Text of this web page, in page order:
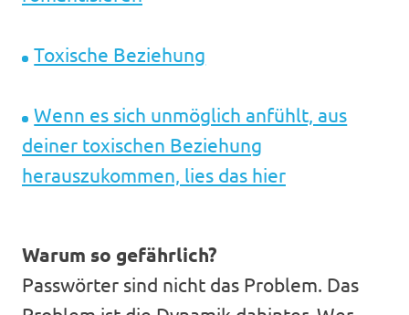
Toxische Beziehung
Wenn es sich unmöglich anfühlt, aus
deiner toxischen Beziehung
herauszukommen, lies das hier
Warum so gefährlich?
Passwörter sind nicht das Problem. Das